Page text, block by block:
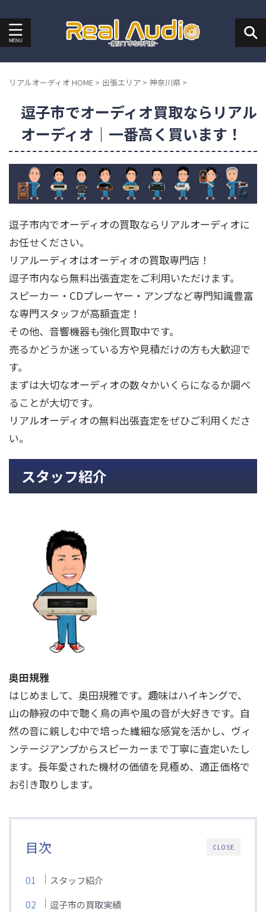
リアルオーディオ HOME > 出張エリア > 神奈川県 >
逗子市でオーディオ買取ならリアル
オーディオ｜一番高く買います！
逗子市内でオーディオの買取ならリアルオーディオに
お任せください。
リアルーディオはオーディオの買取専門店！
逗子市内なら無料出張査定をご利用いただけます。
スピーカー・CDプレーヤー・アンプなど専門知識豊富
な専門スタッフが高額査定！
その他、音響機器も強化買取中です。
売るかどうか迷っている方や見積だけの方も大歓迎で
す。
まずは大切なオーディオの数々かいくらになるか調べ
ることが大切です。
リアルオーディオの無料出張査定をぜひご利用くださ
い。
スタッフ紹介
奥田規雅
はじめまして、奥田規雅です。趣味はハイキングで、
山の静寂の中で聴く鳥の声や風の音が大好きです。自
然の音に親しむ中で培った繊細な感覚を活かし、ヴィ
ンテージアンプからスピーカーまで丁寧に査定いたし
ます。長年愛された機材の価値を見極め、適正価格で
お引き取りします。
CLOSE
目次
スタッフ紹介
逗子市の買取実績